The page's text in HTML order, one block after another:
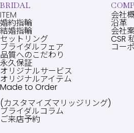
BRIDAL
ITEM
婚約指輪
結婚指輪
セットリング
ブライダルフェア
品質へのこだわり
永久保証
オリジナルサービス
オリジナルアイテム
Made to Order
(カスタマイズマリッジリング)
ブライダルコラム
ご来店予約
会社
沿革
会社
CSR
コー